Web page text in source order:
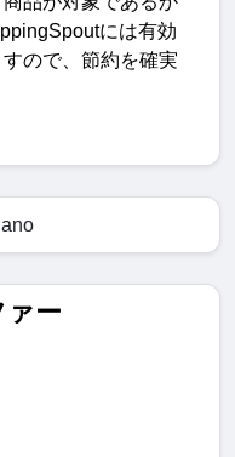
には有効
ので、節約を確実
ー